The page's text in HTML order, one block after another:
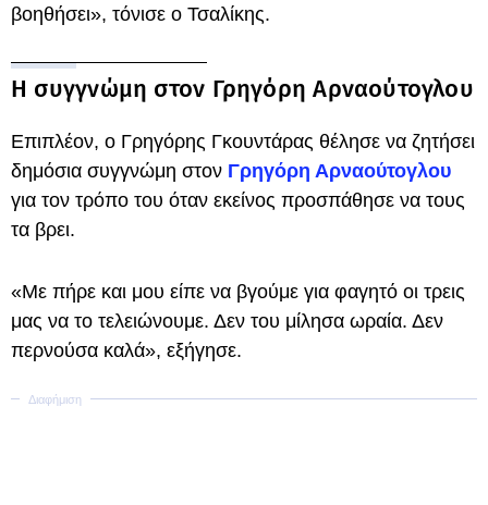
βοηθήσει», τόνισε ο Τσαλίκης.
Η συγγνώμη στον Γρηγόρη Αρναούτογλου
Επιπλέον, ο Γρηγόρης Γκουντάρας θέλησε να ζητήσει
δημόσια συγγνώμη στον Γρηγόρη Αρναούτογλου
για τον τρόπο του όταν εκείνος προσπάθησε να τους
τα βρει.
«Με πήρε και μου είπε να βγούμε για φαγητό οι τρεις
μας να το τελειώνουμε. Δεν του μίλησα ωραία. Δεν
περνούσα καλά», εξήγησε.